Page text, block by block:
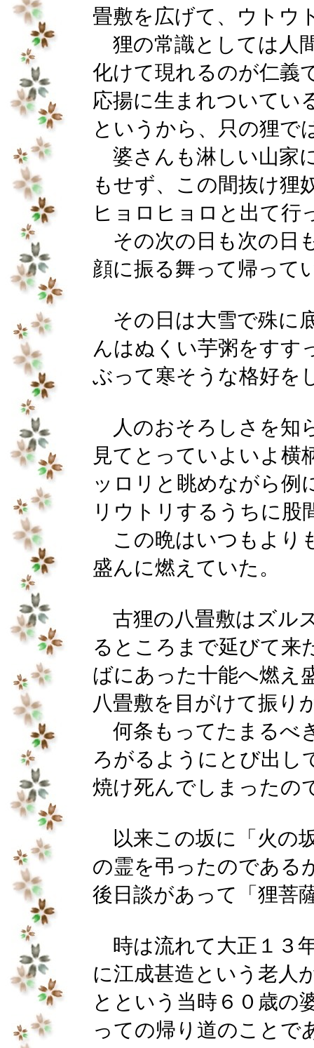
畳敷を広げて、ウトウ
狸の常識としては人
化けて現れるのが仁義
応揚に生まれついてい
というから、只の狸で
婆さんも淋しい山家
もせず、この間抜け狸
ヒョロヒョロと出て行
その次の日も次の日
顔に振る舞って帰って
その日は大雪で殊に
んはぬくい芋粥をすす
ぶって寒そうな格好を
人のおそろしさを知
見てとっていよいよ横
ッロリと眺めながら例
リウトリするうちに股
この晩はいつもより
盛んに燃えていた。
古狸の八畳敷はズル
るところまで延びて来
ばにあった十能へ燃え
八畳敷を目がけて振り
何条もってたまるべ
ろがるようにとび出し
焼け死んでしまったの
以来この坂に「火の
の霊を弔ったのである
後日談があって「狸菩
時は流れて大正１３
に江成甚造という老人
とという当時６０歳の
っての帰り道のことで